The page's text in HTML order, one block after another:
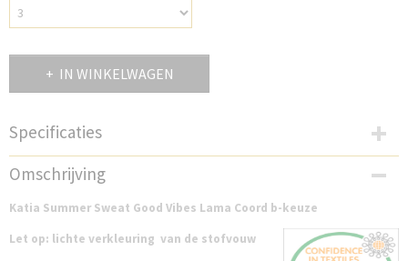
IN WINKELWAGEN
Specificaties
Productcode
KSS17GVL
Omschrijving
Katia Summer Sweat Good Vibes Lama Coord b-keuze
Let op: lichte verkleuring van de stofvouw